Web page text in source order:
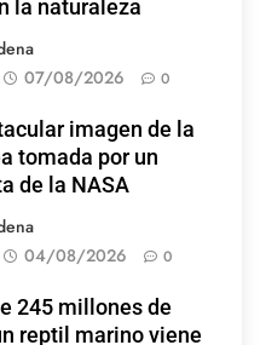
la naturaleza
07/08/2026 0
imagen de la
tomada por un
de la NASA
04/08/2026 0
245 millones de
reptil marino viene